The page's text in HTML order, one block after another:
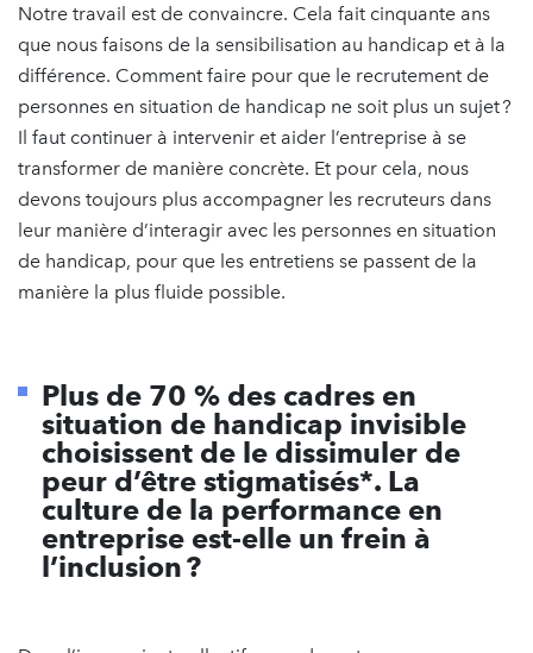
Notre travail est de convaincre. Cela fait cinquante ans
que nous faisons de la sensibilisation au handicap et à la
différence. Comment faire pour que le recrutement de
personnes en situation de handicap ne soit plus un sujet ?
Il faut continuer à intervenir et aider l’entreprise à se
transformer de manière concrète. Et pour cela, nous
devons toujours plus accompagner les recruteurs dans
leur manière d’interagir avec les personnes en situation
de handicap, pour que les entretiens se passent de la
manière la plus fluide possible.
Plus de 70 % des cadres en
situation de handicap invisible
choisissent de le dissimuler de
peur d’être stigmatisés*. La
culture de la performance en
entreprise est-elle un frein à
l’inclusion ?